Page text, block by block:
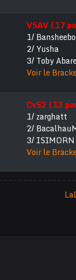
VSAV (17
1/
2/ Yusha
3/ Toby
Voir le
CvS2 (13
1/ zarghatt
2/
3/ ISIMORN
Voir le